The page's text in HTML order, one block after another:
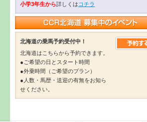
小学3年生から詳しくは コチラ
北海道の乗馬予約受付中！
北海道はこちらから予約できます。
●ご希望の日とスタート時間
●外乗時間（ご希望のプラン）
●人数・馬歴・送迎の有無をお知ら
せください。